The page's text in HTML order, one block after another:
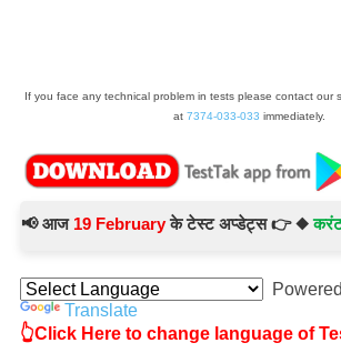
If you face any technical problem in tests please contact our
at 7374-033-033 immediately.
आज19 Februaryके टेस्ट अप्डेट्स 👉 ◆करंट
Translate
👆Click Here to change language of